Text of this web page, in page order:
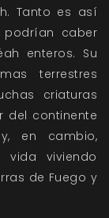
Tanto es así
caber
enteros. Su
terrestres
criaturas
del continente
en cambio,
viviendo
de Fuego y